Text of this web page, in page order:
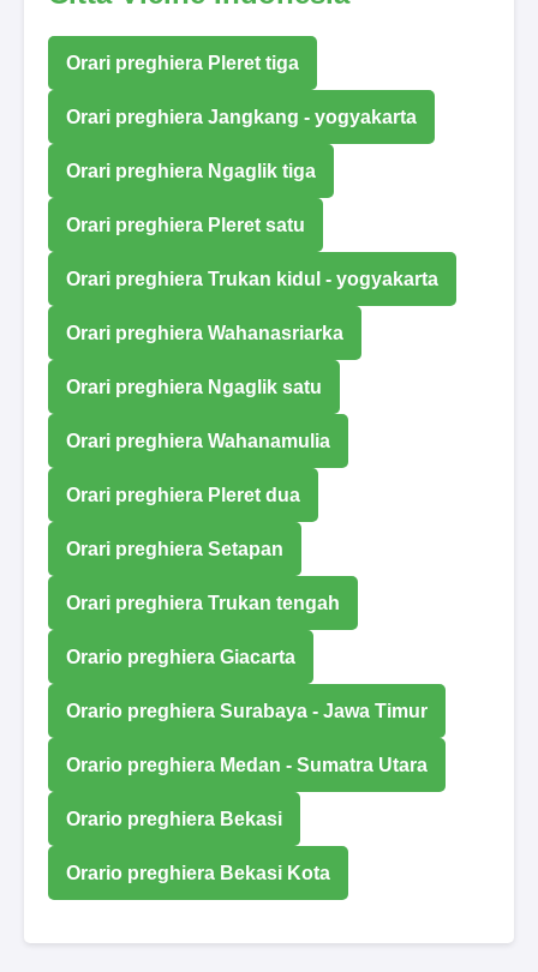
Orari preghiera Pleret tiga
Orari preghiera Jangkang - yogyakarta
Orari preghiera Ngaglik tiga
Orari preghiera Pleret satu
Orari preghiera Trukan kidul - yogyakarta
Orari preghiera Wahanasriarka
Orari preghiera Ngaglik satu
Orari preghiera Wahanamulia
Orari preghiera Pleret dua
Orari preghiera Setapan
Orari preghiera Trukan tengah
Orario preghiera Giacarta
Orario preghiera Surabaya - Jawa Timur
Orario preghiera Medan - Sumatra Utara
Orario preghiera Bekasi
Orario preghiera Bekasi Kota